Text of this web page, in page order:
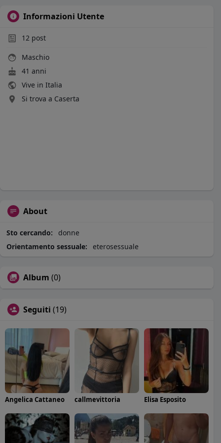
Informazioni Utente
12 post
Maschio
41 anni
Vive in Italia
Si trova a Caserta
About
Sto cercando:
donne
Orientamento sessuale:
eterosessuale
Album (0)
Seguiti (19)
Angelica Cattaneo callmevittoria Elisa Esposito